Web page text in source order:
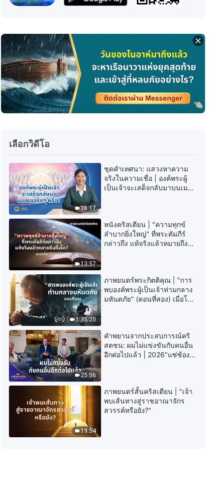
เลือกวิดีโอ
16:17
ชุดคำเทศนา: แสวงหาความ
จริงในความเชื่อ | องค์พระผู้
เป็นเจ้าจะเสด็จกลับมาบนเมฆ
13:57
หนังคริสเตียน | "ความทุกข์
ลำบากยิ่งใหญ่" ที่พระคัมภีร์
กล่าวถึง แท้จริงแล้วหมายถึงสิ่ง
1:35:20
ภาพยนตร์พระกิตติคุณ | "การ
พบองค์พระผู้เป็นเจ้าท่ามกลาง
มหันตภัย" (ตอนที่สอง) เมื่อโลก
25:06
คำพยานจากประสบการณ์คริ
สตชน: ผมไม่แข่งขันกับคนอื่น
อีกต่อไปแล้ว | 2026"แซ่ซ้อง
19:54
ภาพยนตร์สั้นคริสเตียน | "เจ้า
พบเส้นทางสู่ราชอาณาจักร
สวรรค์หรือยัง?"